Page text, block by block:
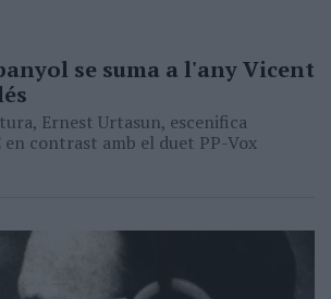
se suma a l'any Vicent
Ernest Urtasun, escenifica
en contrast amb el duet PP-Vox